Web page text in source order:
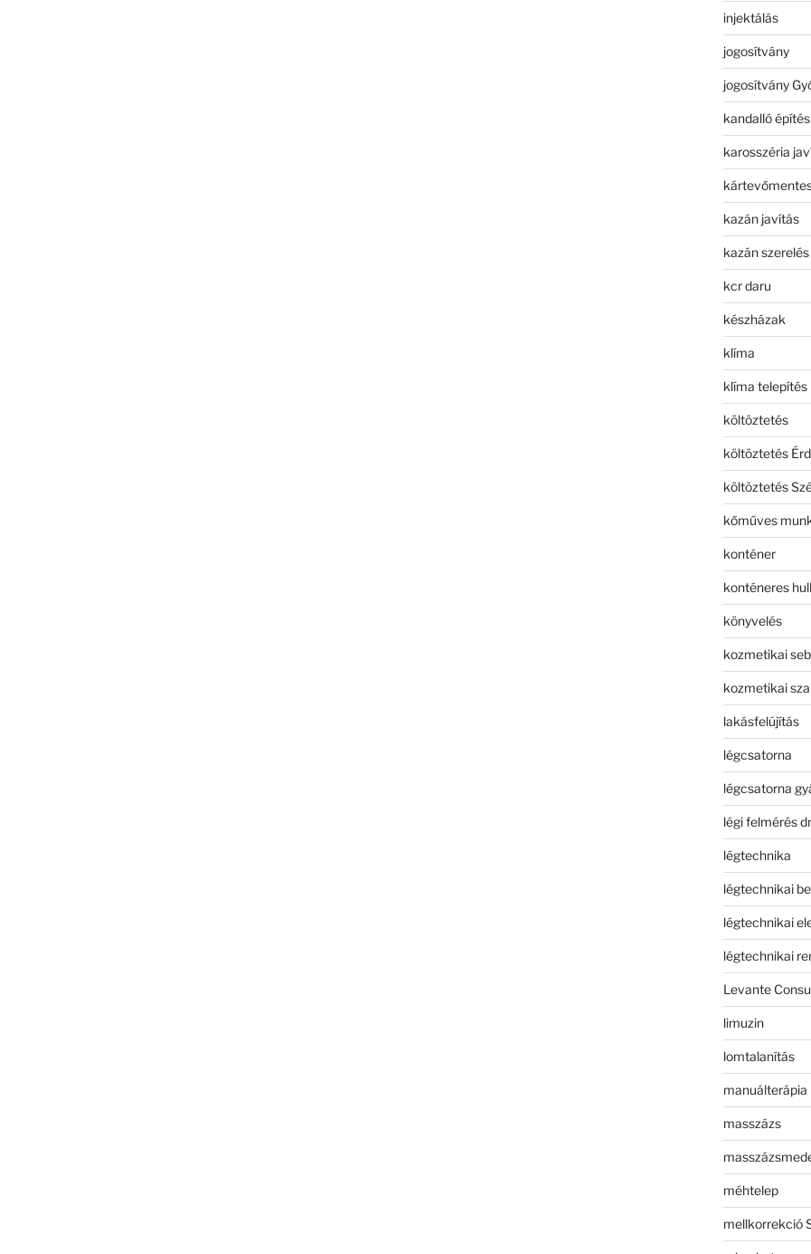
injektálás
jogosítvány
jogosítvány
kandalló építés
karosszéria
kazán javítás
kazán szerelés
kcr daru
készházak
klíma
klíma telepítés
költöztetés
költöztetés Érd
költöztetés
kőműves
konténer
konténeres
könyvelés
kozmetikai
kozmetikai
lakásfelújítás
légcsatorna
légcsatorna
légi felmérés
légtechnika
légtechnikai
légtechnikai
légtechnikai
Levante
limuzin
lomtalanítás
manuálterápia
masszázs
méhtelep
mellkorrekció